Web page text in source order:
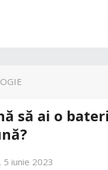
să ai o
5 iunie 2023